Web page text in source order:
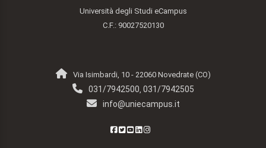
Università degli Studi eCampus
C.F.: 90027520130
Via Isimbardi, 10 - 22060 Novedrate (CO)
031/7942500, 031/7942505
info@uniecampus.it